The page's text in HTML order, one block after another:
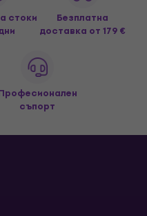
стоки
Безплатна
доставка от 179 €
съпорт